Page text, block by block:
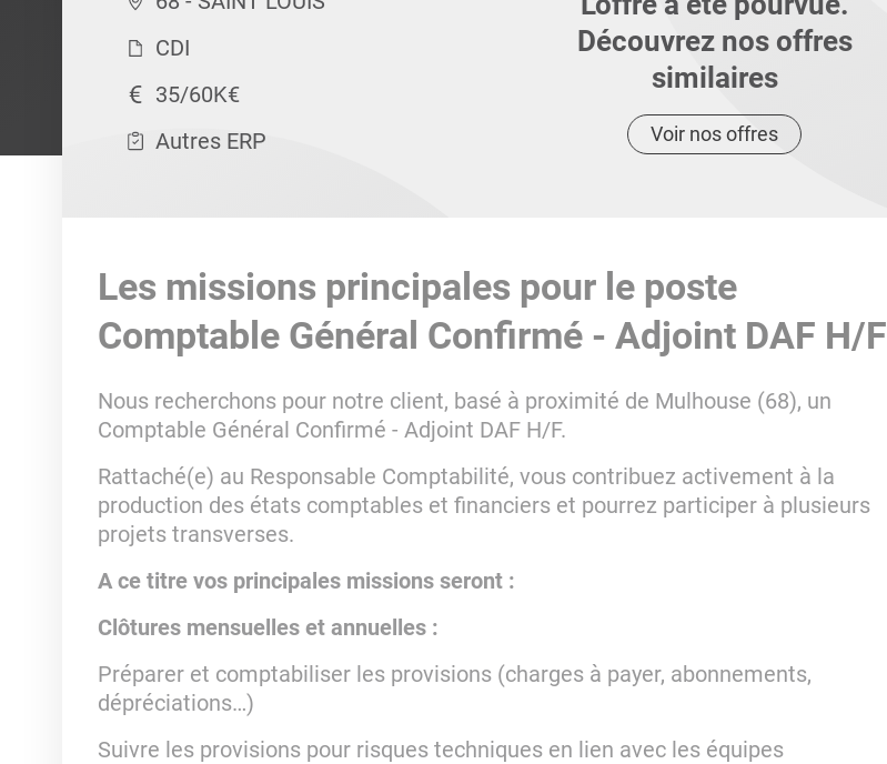
CDI
35/60K€
Autres ERP
Découvrez nos offres
similaires
Voir nos offres
Les missions principales pour le poste
Comptable Général Confirmé - Adjoint DAF H/F
Nous recherchons pour notre client, basé à proximité de Mulhouse (68), un
Comptable Général Confirmé - Adjoint DAF H/F.
Rattaché(e) au Responsable Comptabilité, vous contribuez activement à la
production des états comptables et financiers et pourrez participer à plusieurs
projets transverses.
A ce titre vos principales missions seront :
Clôtures mensuelles et annuelles :
Préparer et comptabiliser les provisions (charges à payer, abonnements,
dépréciations…)
Suivre les provisions pour risques techniques en lien avec les équipes